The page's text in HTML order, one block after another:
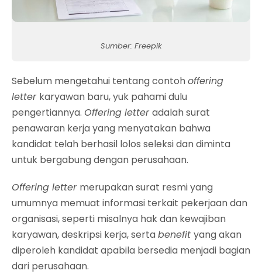
Sumber: Freepik
Sebelum mengetahui tentang contohoffering
letter karyawan baru, yuk pahami dulu
pengertiannya. Offering letteradalah surat
penawaran kerja yang menyatakan bahwa
kandidat telah berhasil lolos seleksi dan diminta
untuk bergabung dengan perusahaan.
Offering letter merupakan surat resmi yang
umumnya memuat informasi terkait pekerjaan dan
organisasi, seperti misalnya hak dan kewajiban
karyawan, deskripsi kerja, sertabenefit yang akan
diperoleh kandidat apabila bersedia menjadi bagian
dari perusahaan.